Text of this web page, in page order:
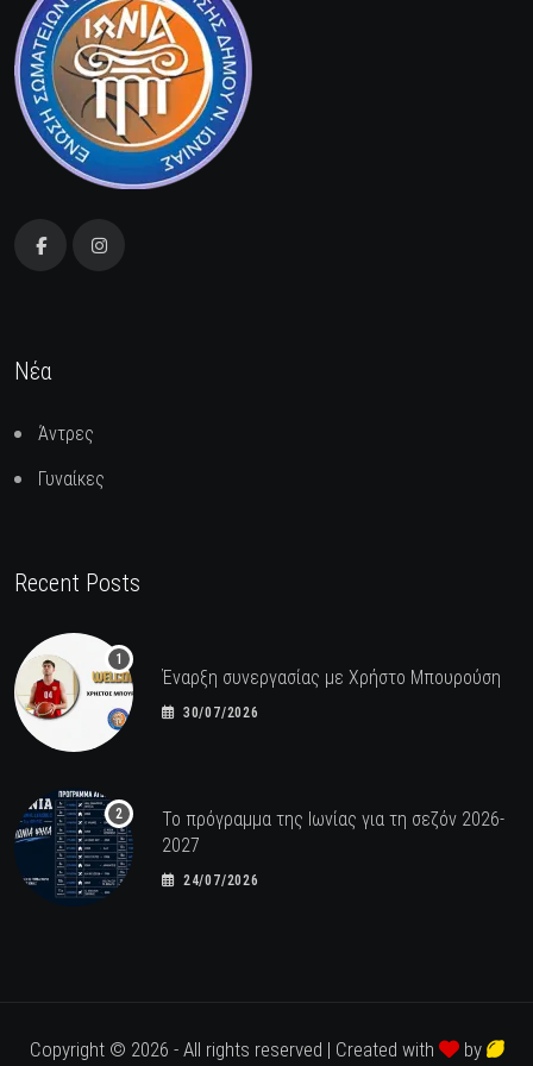
Νέα
Άντρες
Γυναίκες
Recent Posts
Έναρξη συνεργασίας με Χρήστο Μπουρούση
30/07/2026
Το πρόγραμμα της Ιωνίας για τη σεζόν 2026-
2027
24/07/2026
Copyright © 2026 - All rights reserved | Created with by